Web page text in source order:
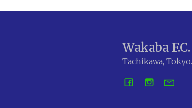
Wakaba F.C.
Tachikawa, Tokyo.